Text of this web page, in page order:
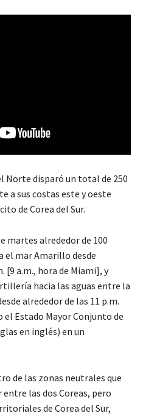
Norte disparó un total de 250
a sus costas este y oeste
de Corea del Sur.
martes alrededor de 100
el mar Amarillo desde
[9 a.m., hora de Miami], y
hacia las aguas entre la
alrededor de las 11 p.m.
el Estado Mayor Conjunto de
en inglés) en un
de las zonas neutrales que
las dos Coreas, pero
de Corea del Sur,